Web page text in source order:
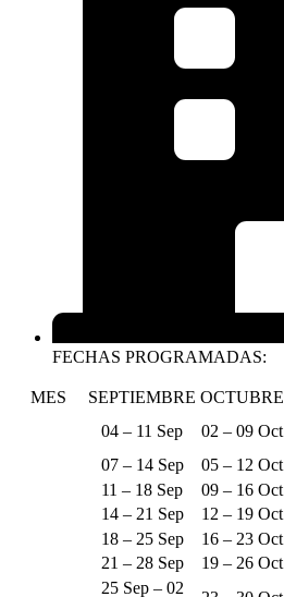
FECHAS PROGRAMADAS:
MES SEPTIEMBRE OCTUBRE
04 – 11 Sep 02 – 09 Oct
07 – 14 Sep
05 – 12 Oct
11 – 18 Sep
09 – 16 Oct
14 – 21 Sep
12 – 19 Oct
18 – 25 Sep
16 – 23 Oct
21 – 28 Sep
19 – 26 Oct
25 Sep – 02